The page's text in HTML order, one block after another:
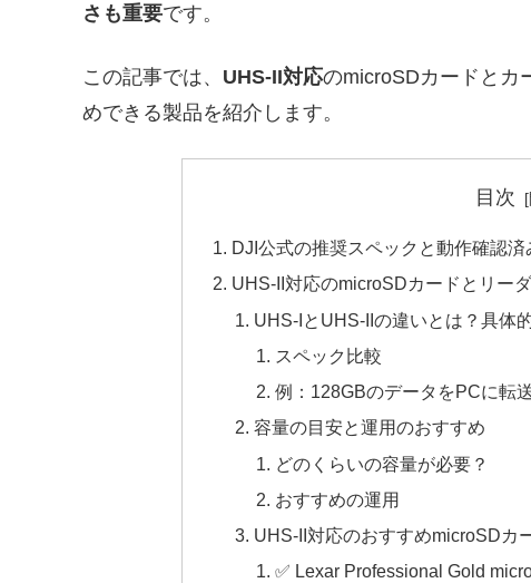
さも重要です。
この記事では、 UHS-II対応のmicroSDカードとカ
めできる製品を紹介します。
目次
DJI公式の推奨スペックと動作確認済
UHS-II対応のmicroSDカードとリー
UHS-IとUHS-IIの違いとは？具体
スペック比較
例：128GBのデータをPCに転
容量の目安と運用のおすすめ
どのくらいの容量が必要？
おすすめの運用
UHS-II対応のおすすめmicroSDカ
✅ Lexar Professional Gold